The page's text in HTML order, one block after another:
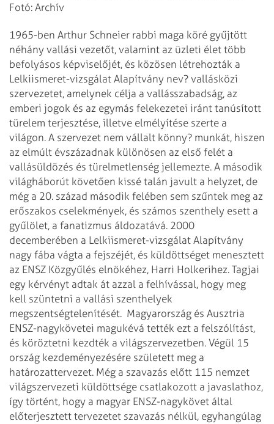
Fotó: Archív
1965-ben Arthur Schneier rabbi maga köré gyűjtött
néhány vallási vezetőt, valamint az üzleti élet több
befolyásos képviselőjét, és közösen létrehozták a
Lelkiismeret-vizsgálat Alapítvány nev? vallásközi
szervezetet, amelynek célja a vallásszabadság, az
emberi jogok és az egymás felekezetei iránt tanúsított
türelem terjesztése, illetve elmélyítése szerte a
világon. A szervezet nem vállalt könny? munkát, hiszen
az elmúlt évszázadnak különösen az első felét a
vallásüldözés és türelmetlenség jellemezte. A második
világháborút követően kissé talán javult a helyzet, de
még a 20. század második felében sem szűntek meg az
erőszakos cselekmények, és számos szenthely esett a
gyűlölet, a fanatizmus áldozatává. 2000
decemberében a Lelkiismeret-vizsgálat Alapítvány
nagy fába vágta a fejszéjét, és küldöttséget menesztett
az ENSZ Közgyűlés elnökéhez, Harri Holkerihez. Tagjai
egy kérvényt adtak át azzal a felhívással, hogy meg
kell szüntetni a vallási szenthelyek
megszentségtelenítését. Magyarország és Ausztria
ENSZ-nagykövetei magukévá tették ezt a felszólítást,
és köröztetni kezdték a világszervezetben. Végül 15
ország kezdeményezésére született meg a
határozattervezet. Még a szavazás előtt 115 nemzet
világszervezeti küldöttsége csatlakozott a javaslathoz,
így történt, hogy a magyar ENSZ-nagykövet által
előterjesztett tervezetet szavazás nélkül, egyhangúlag